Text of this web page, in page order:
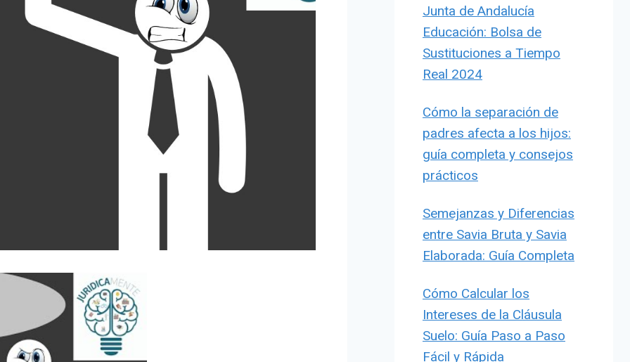
Junta de Andalucía
Educación: Bolsa de
Sustituciones a Tiempo
Real 2024
Cómo la separación de
padres afecta a los hijos:
guía completa y consejos
prácticos
Semejanzas y Diferencias
entre Savia Bruta y Savia
Elaborada: Guía Completa
Cómo Calcular los
Intereses de la Cláusula
Suelo: Guía Paso a Paso
Fácil y Rápida